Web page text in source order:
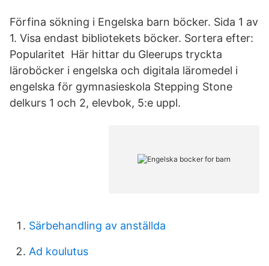
Förfina sökning i Engelska barn böcker. Sida 1 av
1. Visa endast bibliotekets böcker. Sortera efter:
Popularitet Här hittar du Gleerups tryckta
läroböcker i engelska och digitala läromedel i
engelska för gymnasieskola Stepping Stone
delkurs 1 och 2, elevbok, 5:e uppl.
Särbehandling av anställda
Ad koulutus